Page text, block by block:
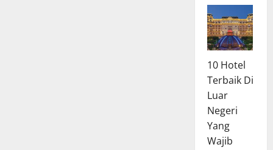
10 Hotel
Terbaik Di
Luar
Negeri
Yang
Wajib